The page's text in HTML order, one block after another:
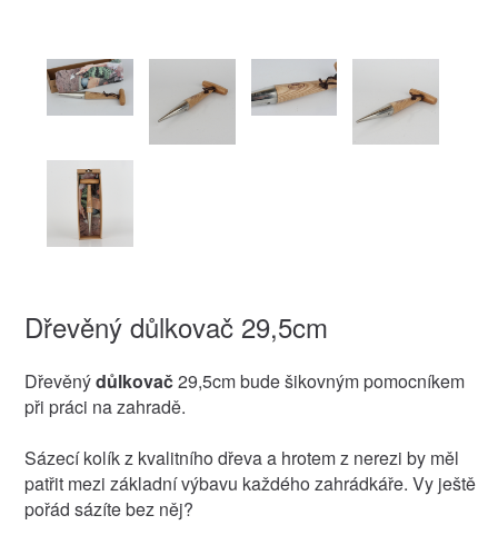
Dřevěný důlkovač 29,5cm
Dřevěnýdůlkovač29,5cm bude šikovným pomocníkem
při práci na zahradě.
Sázecí kolík z kvalitního dřeva a hrotem z nerezi by měl
patřit mezi základní výbavu každého zahrádkáře. Vy ještě
pořád sázíte bez něj?